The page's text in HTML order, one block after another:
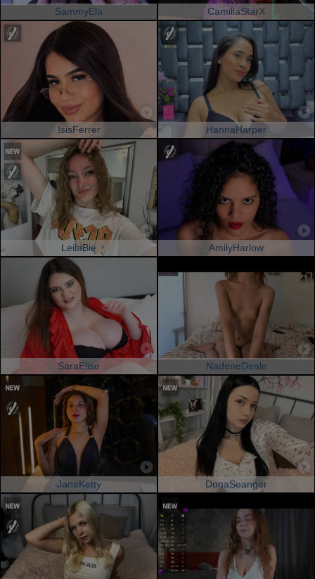
SammyEla CamillaStarX
IsisFerrer HannaHarper
LeilaBie AmilyHarlow
SaraElise NadeneDeale
JaneKetty DonaSeanger